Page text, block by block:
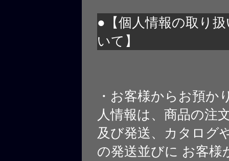
●【個人情報の取り
いて】
・お客様からお預か
人情報は、商品の注
及び発送、カタログ
の発送並びに お客様